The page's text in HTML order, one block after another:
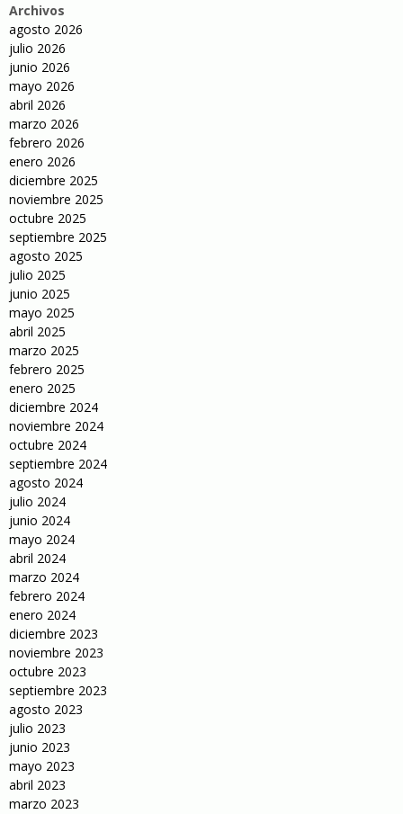
Archivos
agosto 2026
julio 2026
junio 2026
mayo 2026
abril 2026
marzo 2026
febrero 2026
enero 2026
diciembre 2025
noviembre 2025
octubre 2025
septiembre 2025
agosto 2025
julio 2025
junio 2025
mayo 2025
abril 2025
marzo 2025
febrero 2025
enero 2025
diciembre 2024
noviembre 2024
octubre 2024
septiembre 2024
agosto 2024
julio 2024
junio 2024
mayo 2024
abril 2024
marzo 2024
febrero 2024
enero 2024
diciembre 2023
noviembre 2023
octubre 2023
septiembre 2023
agosto 2023
julio 2023
junio 2023
mayo 2023
abril 2023
marzo 2023